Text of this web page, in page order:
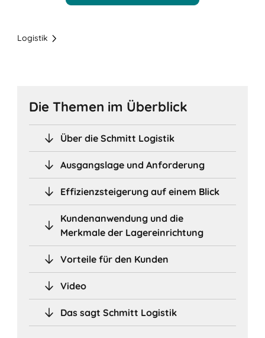
Logistik
Die Themen im Überblick
Über die Schmitt Logistik
Ausgangslage und Anforderung
Effizienzsteigerung auf einem Blick
Kundenanwendung und die
Merkmale der Lagereinrichtung
Vorteile für den Kunden
Video
Das sagt Schmitt Logistik